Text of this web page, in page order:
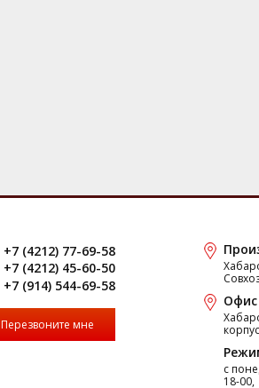
+7 (4212) 77-69-58
+7 (4212) 45-60-50
+7 (914) 544-69-58
Перезвоните мне
Офис
c
18-00,